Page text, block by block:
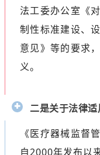
法工委办公室《
制性标准建设、
意见》等的要求
义。
二是关于法律适
《医疗器械监督
自2000年发布以